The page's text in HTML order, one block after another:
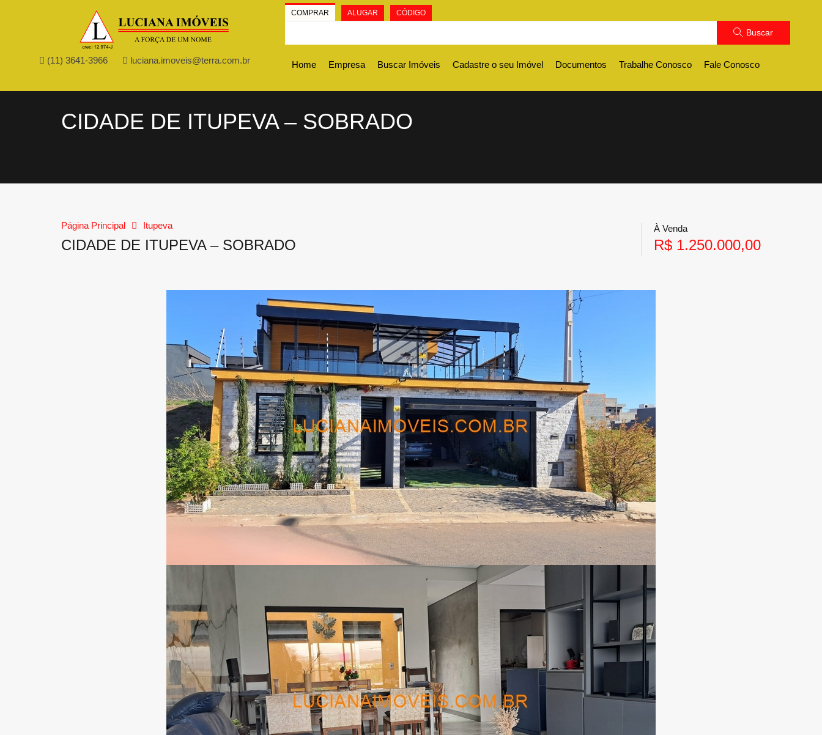
(11) 3641-3966 luciana.imoveis@terra.com.br
COMPRAR ALUGAR CÓDIGO
Buscar
Home Empresa Buscar Imóveis Cadastre o seu Imóvel Documentos Trabalhe Conosco Fale Conosco
CIDADE DE ITUPEVA – SOBRADO
Página Principal Itupeva
CIDADE DE ITUPEVA – SOBRADO
À Venda
R$ 1.250.000,00